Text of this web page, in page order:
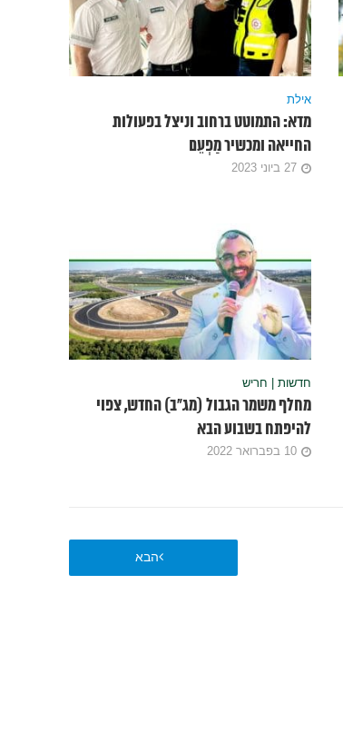
אילת
מדא: התמוטט ברחוב וניצל בפעולות
החייאה ומכשיר מַפְעֵם
27 ביוני 2023
חדשות | חריש
מחלף משמר הגבול (מג”ב) החדש, צפוי
להיפתח בשבוע הבא
10 בפברואר 2022
הבא